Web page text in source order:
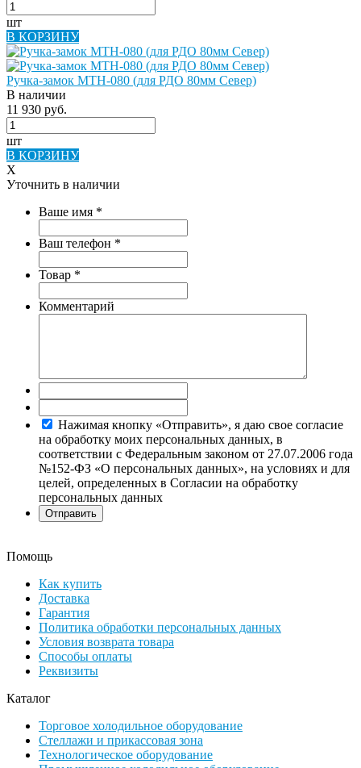
шт
В КОРЗИНУ
Ручка-замок МТН-080 (для РДО 80мм Север)
В наличии
11 930 руб.
шт
В КОРЗИНУ
X
Уточнить в наличии
Ваше имя *
Ваш телефон *
Товар *
Комментарий
Нажимая кнопку «Отправить», я даю свое согласие
на обработку моих персональных данных, в
соответствии с Федеральным законом от 27.07.2006 года
№152-ФЗ «О персональных данных», на условиях и для
целей, определенных в Согласии на обработку
персональных данных
Помощь
Как купить
Доставка
Гарантия
Политика обработки персональных данных
Условия возврата товара
Способы оплаты
Реквизиты
Каталог
Торговое холодильное оборудование
Стеллажи и прикассовая зона
Технологическое оборудование